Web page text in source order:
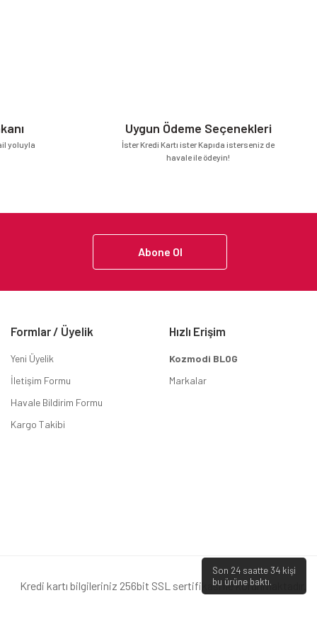
yoluyla
Uygun Ödeme Seçenekleri
İster Kredi Kartı ister Kapıda isterseniz de
havale ile ödeyin!
Abone Ol
Formlar / Üyelik
Yeni Üyelik
İletişim Formu
Havale Bildirim Formu
Kargo Takibi
Hızlı Erişim
Kozmodi BLOG
Markalar
Kredi kartı bilgileriniz 256bit SSL sertifikası ile korunmaktadır.
Son 24 saatte34 kişi
bu ürüne baktı.